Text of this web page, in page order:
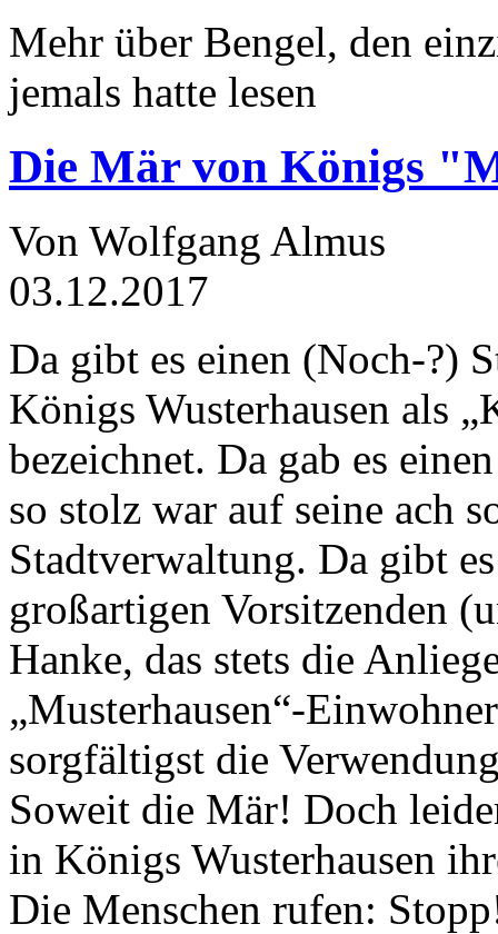
Mehr über Bengel, den
jemals hatte lesen
Die Mär von Königs
Von Wolfgang Almus
03.12.2017
Da gibt es einen (Noch-?)
Königs Wusterhausen als
bezeichnet. Da gab es
so stolz war auf seine ach
Stadtverwaltung. Da gibt
großartigen Vorsitzenden
Hanke, das stets die
„Musterhausen“-
sorgfältigst die
Soweit die Mär! Doch
in Königs Wusterhausen
Die Menschen rufen: